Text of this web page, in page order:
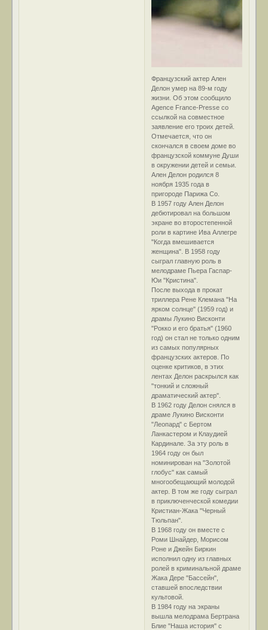
Французский актер Ален
Делон умер на 89-м году
жизни. Об этом сообщило
Agence France-Presse со
ссылкой на совместное
заявление его троих детей.
Отмечается, что он
скончался в своем доме во
французской коммуне Души
в окружении детей и семьи.
Ален Делон родился 8
ноября 1935 года в
пригороде Парижа Со.
В 1957 году Ален Делон
дебютировал на большом
экране во второстепенной
роли в картине Ива Аллегре
"Когда вмешивается
женщина". В 1958 году
сыграл главную роль в
мелодраме Пьера Гаспар-
Юи "Кристина".
После выхода в прокат
триллера Рене Клемана "На
ярком солнце" (1959 год) и
драмы Лукино Висконти
"Рокко и его братья" (1960
год) он стал не только одним
из самых популярных
французских актеров. По
оценке критиков, в этих
лентах Делон раскрылся как
"тонкий и сложный
драматический актер".
В 1962 году Делон снялся в
драме Лукино Висконти
"Леопард" с Бертом
Ланкастером и Клаудией
Кардинале. За эту роль в
1964 году он был
номинирован на "Золотой
глобус" как самый
многообещающий молодой
актер. В том же году сыграл
в приключенческой комедии
Кристиан-Жака "Черный
Тюльпан".
В 1968 году он вместе с
Роми Шнайдер, Морисом
Роне и Джейн Биркин
исполнил одну из главных
ролей в криминальной драме
Жака Дере "Бассейн",
ставшей впоследствии
культовой.
В 1984 году на экраны
вышла мелодрама Бертрана
Блие "Наша история" с